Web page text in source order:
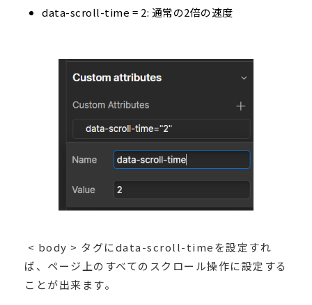
data-scroll-time = 2: 通常の2倍の速度
< body > タグにdata-scroll-timeを設定すれ
ば、ページ上のすべてのスクロール操作に設定する
ことが出来ます。